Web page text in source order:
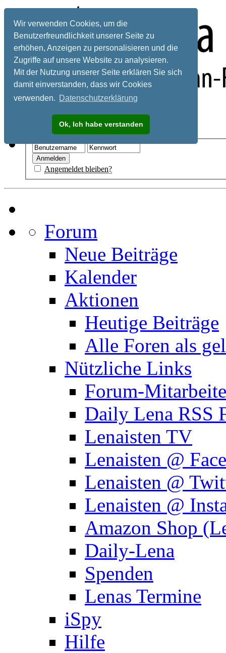
Wir verwenden Cookies, um die
Benutzerfreundlichkeit unserer Seite zu
erhöhen, Anzeigen zu personalisieren und die
Zugriffe auf unsere Website zu analysieren.
Mit der Nutzung unserer Seite erklären Sie sich
damit einverstanden, dass wir Cookies
verwenden. Datenschutzerklärung
Ok, Ich habe verstanden
Registrieren
Angemeldet bleiben?
Forum
Neue Beiträge
Kalender
Aktionen
Heutige Beiträge
Alle Foren als
Nützliche Links
Forum-
Daily Lena RSS
Lenaisten TV
Lenaisten @
Lenaisten @
Lenaisten @
Amazon Shop
Daily-Lena
Spenden
Lenas Termine
iSpy
Hilfe